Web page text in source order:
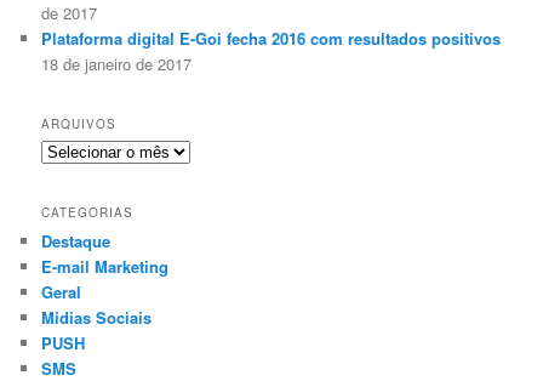
de 2017
Plataforma digital E-Goi fecha 2016 com resultados positivos
18 de janeiro de 2017
ARQUIVOS
A
u
i
v
o
s
CATEGORIAS
Destaque
E-mail Marketing
Geral
Midias Sociais
PUSH
SMS